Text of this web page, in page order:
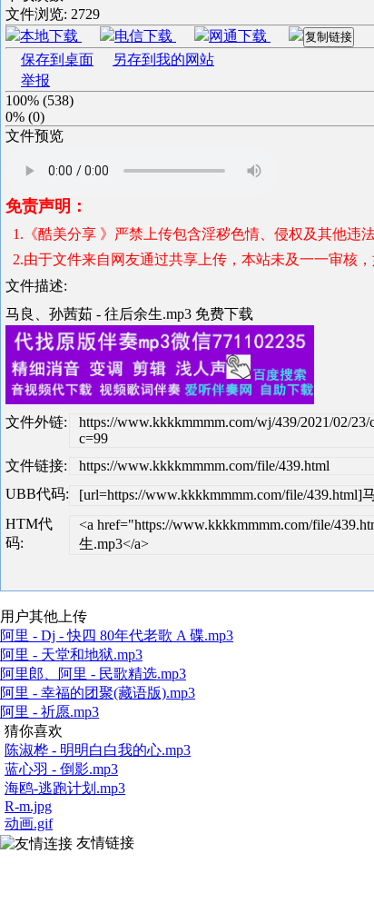
文件浏览: 2729
本地下载
电信下载 网通下载 复制链接
保存到桌面
另存到我的网站
举报
100% (538)
0% (0)
文件预览
免责声明：
1.《酷美分享 》严禁上传包含淫秽色情、侵权及其他违
2.由于文件来自网友通过共享上传，本站未及一一审核
文件描述:
马良、孙茜茹 - 往后余生.mp3 免费下载
文件外链:
https://www.kkkkmmmm.com/wj/439/2021/02/23/
c=99
文件链接:
https://www.kkkkmmmm.com/file/439.html
UBB代码:
[url=https://www.kkkkmmmm.com/file/
HTM代
码:
<a href="https://www.kkkkmmmm.com/file/
生.mp3</a>
用户其他上传
阿里 - Dj - 快四 80年代老歌 A 碟.mp3
阿里 - 天堂和地狱.mp3
阿里郎、阿里 - 民歌精选.mp3
阿里 - 幸福的团聚(藏语版).mp3
阿里 - 祈愿.mp3
猜你喜欢
陈淑桦 - 明明白白我的心.mp3
蓝心羽 - 倒影.mp3
海鸥-逃跑计划.mp3
R-m.jpg
动画.gif
友情链接